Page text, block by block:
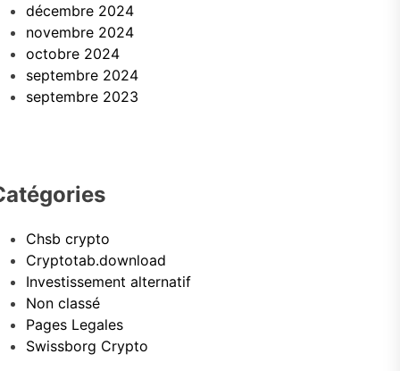
décembre 2024
novembre 2024
octobre 2024
septembre 2024
septembre 2023
Chsb crypto
Cryptotab.download
Investissement alternatif
Non classé
Pages Legales
Swissborg Crypto